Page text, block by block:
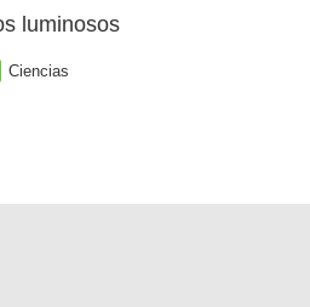
luminosos
Ciencias